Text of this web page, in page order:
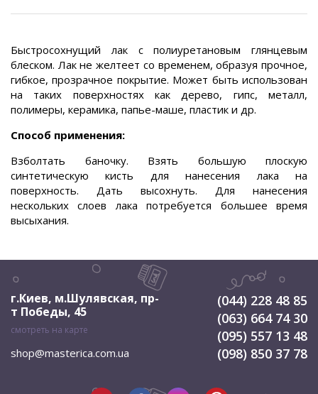
Быстросохнущий лак с полиуретановым глянцевым
блеском. Лак не желтеет со временем,образуя прочное,
гибкое, прозрачное покрытие. Может быть использован
на таких поверхностях как дерево, гипс, металл,
полимеры, керамика, папье-маше, пластик и др.
Способ применения:
Взболтать баночку. Взять большую плоскую
синтетическую кисть для нанесения лака на
поверхность. Дать высохнуть. Для нанесения
нескольких слоев лака потребуется большее время
высыхания.
г.Киев, м.Шулявская, пр-
т Победы, 45
смотреть на карте
shop@masterica.com.ua
(044) 228 48 85
(063) 664 74 30
(095) 557 13 48
(098) 850 37 78